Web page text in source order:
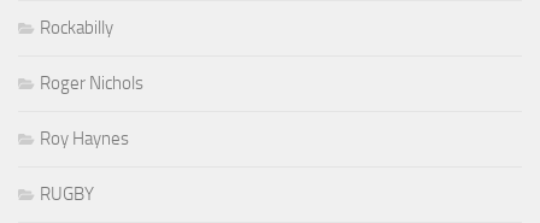
Rockabilly
Roger Nichols
Roy Haynes
RUGBY